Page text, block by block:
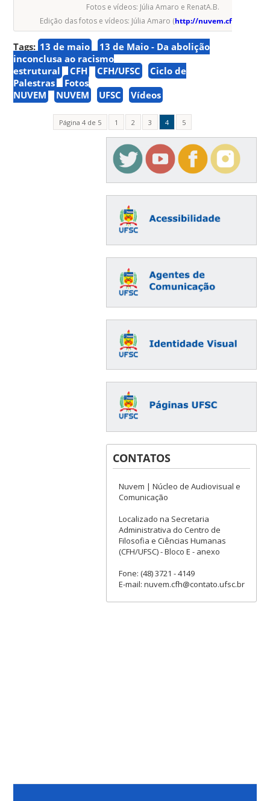
Fotos e vídeos: Júlia Amaro e RenatA.B.
Edição das fotos e vídeos: Júlia Amaro (http://nuvem.cfh.ufsc.br
Tags: 13 de maio
13 de Maio - Da abolição
inconclusa ao racismo
estrutural
CFH CFH/UFSC
Ciclo de
Palestras
Fotos
NUVEM
NUVEM UFSC Vídeos
Página 4 de 5 1 2 3 4 5
CONTATOS
Nuvem | Núcleo de Audiovisual e
Comunicação
Localizado na Secretaria
Administrativa do Centro de
Filosofia e Ciências Humanas
(CFH/UFSC) - Bloco E - anexo
Fone: (48) 3721 - 4149
E-mail: nuvem.cfh@contato.ufsc.br